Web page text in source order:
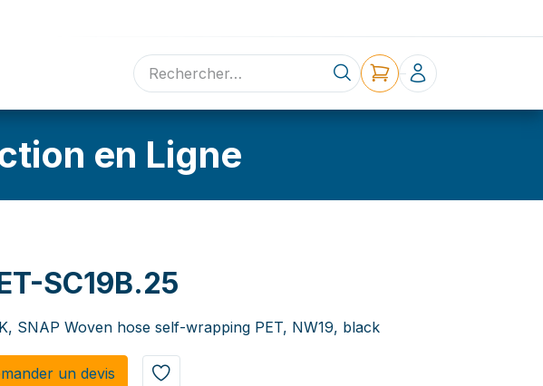
Sélection en ligne Contact
en Ligne
SC19B.25
SNAP Woven hose self-wrapping PET, NW19, black
un de​​vis​​